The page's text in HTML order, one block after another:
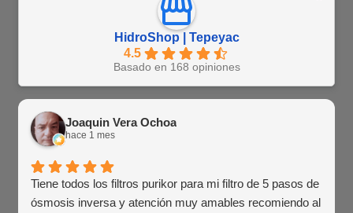
HidroShop | Tepeyac
4.5
Basado en 168 opiniones
Joaquin Vera Ochoa
hace 1 mes
Tiene todos los filtros purikor para mi filtro de 5 pasos de
ósmosis inversa y atención muy amables recomiendo al